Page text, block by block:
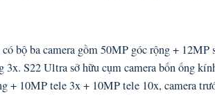
có bộ ba camera gồm 50MP góc rộng +
3x. S22 Ultra sở hữu cụm camera bốn ống
+ 10MP tele 3x + 10MP tele 10x, camera